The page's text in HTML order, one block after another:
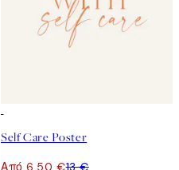
Self Care Poster
Από 6,50 €13 €